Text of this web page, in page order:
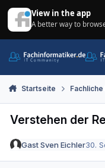
View in the app
A better way to
Startseite
Verstehen der
Gast Sven Eichler30.